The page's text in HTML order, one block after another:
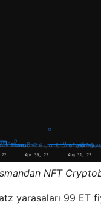
NFT
yarasaları 99